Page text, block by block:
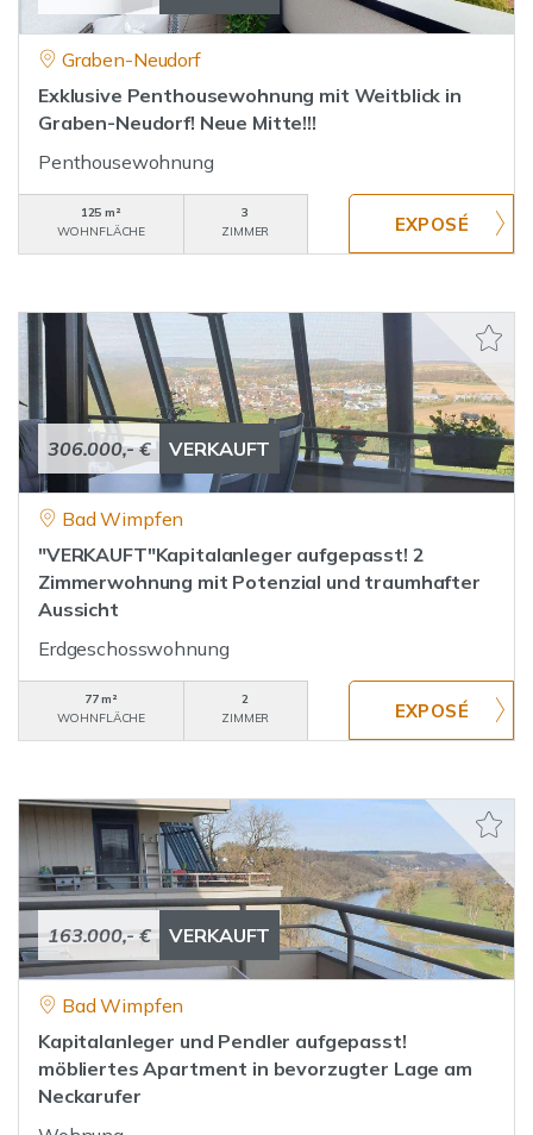
Graben-Neudorf
Exklusive Penthousewohnung mit Weitblick in
Graben-Neudorf! Neue Mitte!!!
Penthousewohnung
125 m²
WOHNFLÄCHE
3
ZIMMER
306.000,- € VERKAUFT
Bad Wimpfen
"VERKAUFT"Kapitalanleger aufgepasst! 2
Zimmerwohnung mit Potenzial und traumhafter
Aussicht
Erdgeschosswohnung
77 m²
WOHNFLÄCHE
2
ZIMMER
163.000,- € VERKAUFT
Bad Wimpfen
Kapitalanleger und Pendler aufgepasst!
möbliertes Apartment in bevorzugter Lage am
Neckarufer